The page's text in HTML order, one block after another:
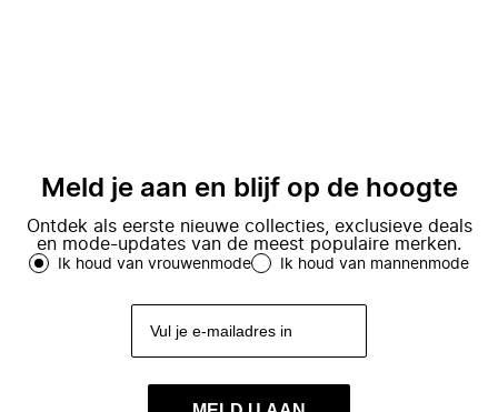
Meld je aan en blijf op de hoogte
Ontdek als eerste nieuwe collecties, exclusieve deals
en mode-updates van de meest populaire merken.
Ik houd van vrouwenmode Ik houd van mannenmode